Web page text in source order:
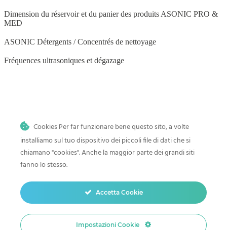
Dimension du réservoir et du panier des produits ASONIC PRO &
MED
ASONIC Détergents / Concentrés de nettoyage
Fréquences ultrasoniques et dégazage
Nettoyage par ultrasons à domicile
Histoire et progrès du nettoyage par ultrasons
Comment nettoyer les jouets de bébé dans un nettoyeur à ultrasons
Nettoyage par ultrasons des pinceaux de maquillage
Nettoyage par ultrasons des légumes et des fruits
Cookies Per far funzionare bene questo sito, a volte
installiamo sul tuo dispositivo dei piccoli file di dati che si
chiamano "cookies". Anche la maggior parte dei grandi siti
fanno lo stesso.
Accetta Cookie
Impostazioni Cookie